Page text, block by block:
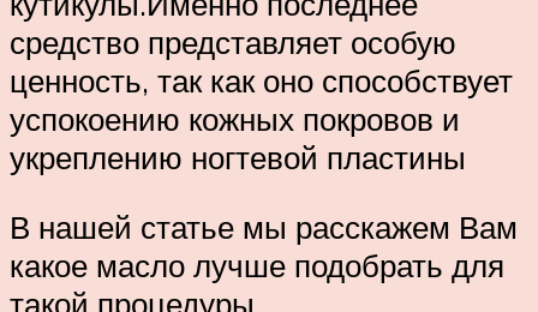
средство представляет особую
ценность, так как оно способствует
успокоению кожных покровов и
укреплению ногтевой пластины
В нашей статье мы расскажем Вам
какое масло лучше подобрать для
такой процедуры.